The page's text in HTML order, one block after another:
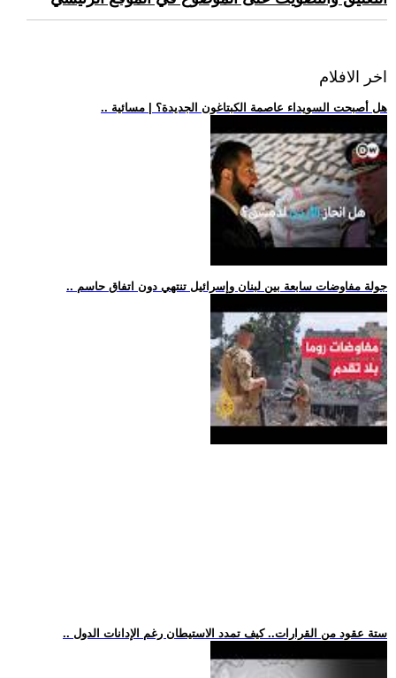
اخر الافلام
.. هل أصبحت السويداء عاصمة الكبتاغون الجديدة؟ | مسائية
.. جولة مفاوضات سابعة بين لبنان وإسرائيل تنتهي دون اتفاق حاسم
.. ستة عقود من القرارات.. كيف تمدد الاستيطان رغم الإدانات الدول